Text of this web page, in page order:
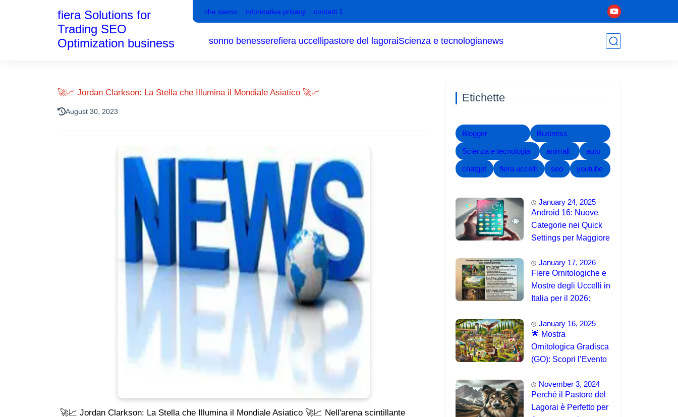
che siamo Informativa privacy contatti 1
fiera Solutions for
Trading SEO
Optimization business
sonno benesserefiera uccellipastore del lagoraiScienza e tecnologianews
🚀📈 Jordan Clarkson: La Stella che Illumina il Mondiale Asiatico 🚀📈
August 30, 2023
🚀📈 Jordan Clarkson: La Stella che Illumina il Mondiale Asiatico 🚀📈 Nell'arena scintillante
Etichette
Blogger Business
Scienza e tecnologia animali auto
chatgpt fiera uccelli seo youtube
January 24, 2025
Android 16: Nuove
Categorie nei Quick
Settings per Maggiore
January 17, 2026
Fiere Ornitologiche e
Mostre degli Uccelli in
Italia per il 2026:
Eventi 🐦
January 16, 2025
🌟 Mostra
Ornitologica Gradisca
(GO): Scopri l’Evento
November 3, 2024
Perché il Pastore del
Lagorai è Perfetto per